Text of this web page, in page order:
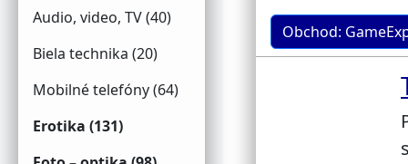
Audio, video, TV (40)
Biela technika (20)
Mobilné telefóny (64)
Erotika (131)
Obchod: